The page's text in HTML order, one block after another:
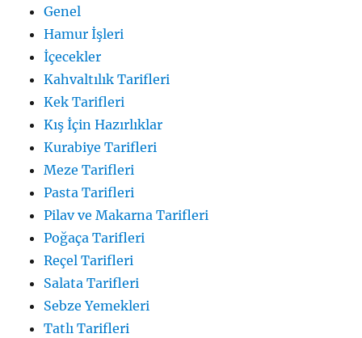
Genel
Hamur İşleri
İçecekler
Kahvaltılık Tarifleri
Kek Tarifleri
Kış İçin Hazırlıklar
Kurabiye Tarifleri
Meze Tarifleri
Pasta Tarifleri
Pilav ve Makarna Tarifleri
Poğaça Tarifleri
Reçel Tarifleri
Salata Tarifleri
Sebze Yemekleri
Tatlı Tarifleri